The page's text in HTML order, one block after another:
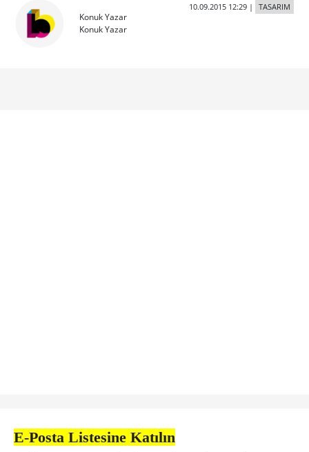
Konuk Yazar
Konuk Yazar
10.09.2015 12:29| TASARIM
E-Posta Listesine Katılın